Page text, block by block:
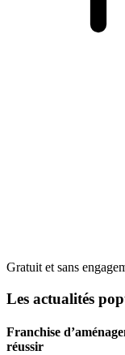
Gratuit et sans
Les actualités
Franchise
réussir